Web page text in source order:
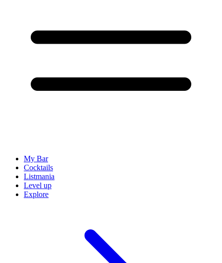
My Bar
Cocktails
Listmania
Level up
Explore